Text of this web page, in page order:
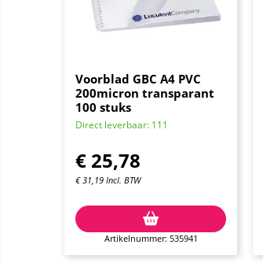
Voorblad GBC A4 PVC
200micron transparant
100 stuks
Direct leverbaar: 111
€ 25,78
€31,19 Incl. BTW
Artikelnummer: 535941